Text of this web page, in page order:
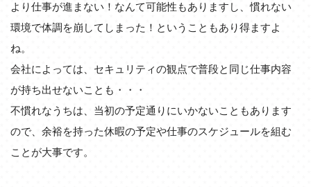
より仕事が進まない！なんて可能性もありますし、慣れない
環境で体調を崩してしまった！ということもあり得ますよ
ね。
会社によっては、セキュリティの観点で普段と同じ仕事内容
が持ち出せないことも・・・
不慣れなうちは、当初の予定通りにいかないこともあります
ので、余裕を持った休暇の予定や仕事のスケジュールを組む
ことが大事です。